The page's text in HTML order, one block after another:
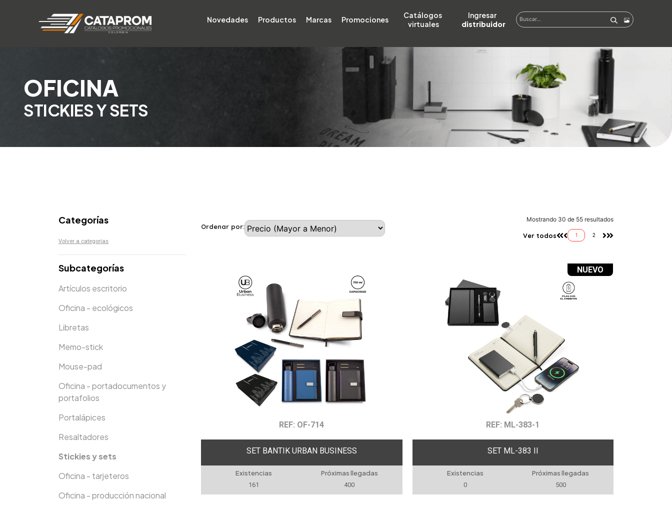
Novedades Productos Marcas Promociones
Catálogos
virtuales
distribuidor
OFICINA
STICKIES Y SETS
Categorías
Volver a categorías
Subcategorías
Artículos escritorio
Oficina - ecológicos
Libretas
Memo-stick
Mouse-pad
Oficina - portadocumentos y
portafolios
Portalápices
Resaltadores
Stickies y sets
Oficina - tarjeteros
Oficina - producción nacional
Ordenar por:
Mostrando 30 de 55 resultados
Ver todos 1 2
REF: OF-714
SET BANTIK URBAN BUSINESS
Existencias
161
Próximas llegadas
400
NUEVO
REF: ML-383-1
SET ML-383 II
Existencias
0
Próximas llegadas
500